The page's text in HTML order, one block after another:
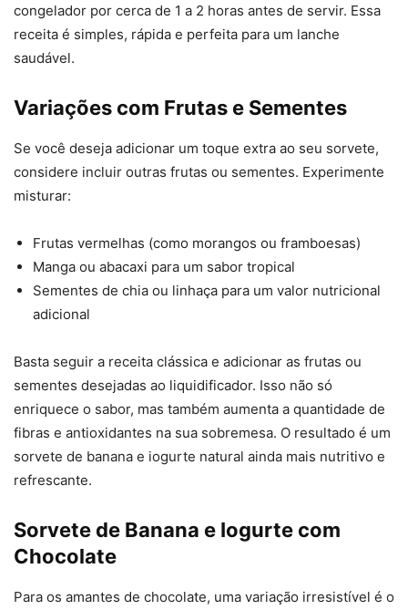
congelador por cerca de 1 a 2 horas antes de servir. Essa
receita é simples, rápida e perfeita para um lanche
saudável.
Variações com Frutas e Sementes
Se você deseja adicionar um toque extra ao seu sorvete,
considere incluir outras frutas ou sementes. Experimente
misturar:
Frutas vermelhas (como morangos ou framboesas)
Manga ou abacaxi para um sabor tropical
Sementes de chia ou linhaça para um valor nutricional
adicional
Basta seguir a receita clássica e adicionar as frutas ou
sementes desejadas ao liquidificador. Isso não só
enriquece o sabor, mas também aumenta a quantidade de
fibras e antioxidantes na sua sobremesa. O resultado é um
sorvete de banana e iogurte natural ainda mais nutritivo e
refrescante.
Sorvete de Banana e Iogurte com
Chocolate
Para os amantes de chocolate, uma variação irresistível é o